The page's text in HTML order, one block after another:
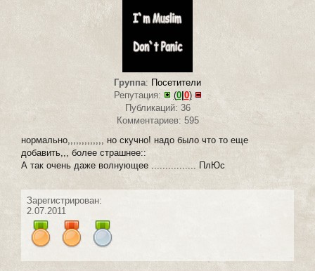
Группа: Посетители
Репутация:
(0|0)
Публикаций: 36
Комментариев: 595
нормально,,,,,,,,,,,,, но скучно! надо было что то еще
добавить,,, более страшнее::
А так очень даже волнующее ................ ПлЮс
Зарегистрирован:
2.07.2011